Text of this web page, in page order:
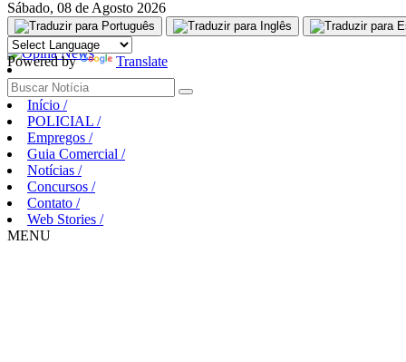
Aguarde, carregando...
Sábado, 08 de Agosto 2026
Powered by Translate
Início /
POLICIAL /
Empregos /
Guia Comercial /
Notícias /
Concursos /
Contato /
Web Stories /
MENU